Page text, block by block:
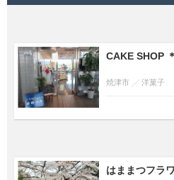
CAKE SHOP
焼津市 洋菓子
はままつフラ